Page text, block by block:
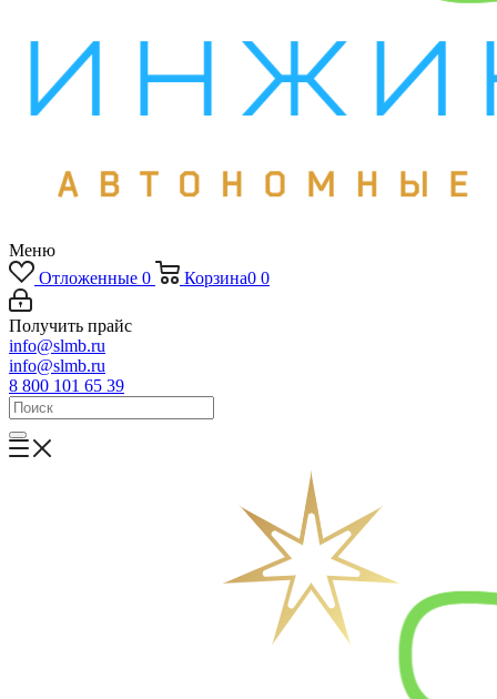
Меню
Отложенные 0 Корзина0 0
Получить прайс
info@slmb.ru
info@slmb.ru
8 800 101 65 39